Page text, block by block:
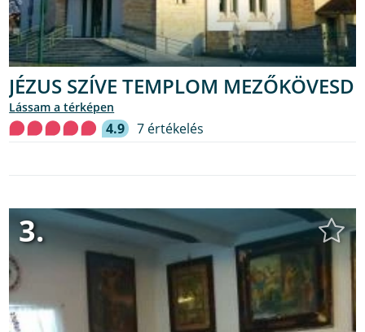
JÉZUS SZÍVE TEMPLOM MEZŐKÖVESD
lássam a térképen
4.9 7 értékelés
3.